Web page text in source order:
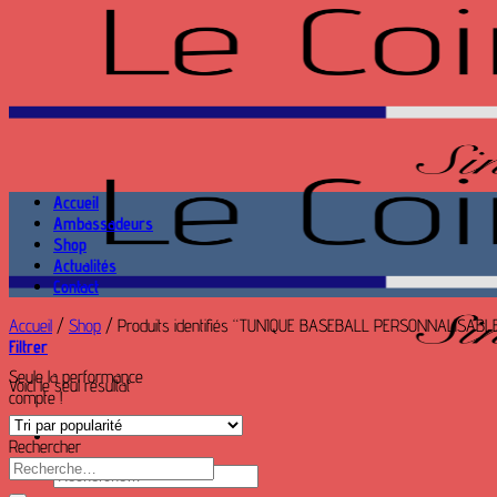
Seule la performance
compte !
Recherche
Accueil
Ambassadeurs
Shop
Actualités
Contact
Accueil / Shop / Produits identifiés “TUNIQUE BASEBALL
Filtrer
Voici le seul résultat
Rechercher
Recherche
pour :